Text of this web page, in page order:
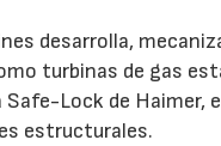
desarrolla,
turbinas de gas
Safe-Lock de Haimer,
estructurales.